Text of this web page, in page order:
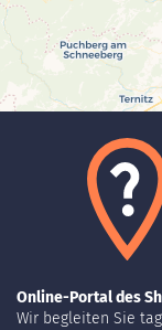
Online-Portal des
Wir begleiten Sie